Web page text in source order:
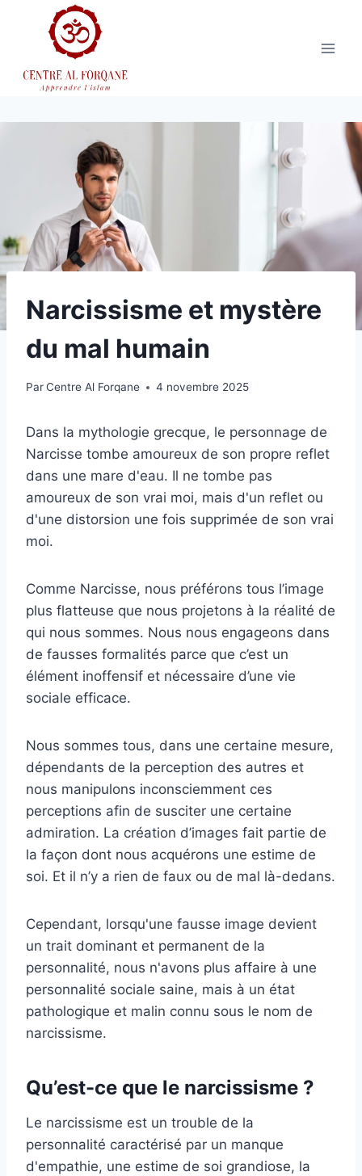
Narcissisme et mystère
du mal humain
ParCentre Al Forqane 4 novembre 2025
Dans la mythologie grecque, le personnage de
Narcisse tombe amoureux de son propre reflet
dans une mare d'eau. Il ne tombe pas
amoureux de son vrai moi, mais d'un reflet ou
d'une distorsion une fois supprimée de son vrai
moi.
Comme Narcisse, nous préférons tous l’image
plus flatteuse que nous projetons à la réalité de
qui nous sommes. Nous nous engageons dans
de fausses formalités parce que c’est un
élément inoffensif et nécessaire d’une vie
sociale efficace.
Nous sommes tous, dans une certaine mesure,
dépendants de la perception des autres et
nous manipulons inconsciemment ces
perceptions afin de susciter une certaine
admiration. La création d’images fait partie de
la façon dont nous acquérons une estime de
soi. Et il n’y a rien de faux ou de mal là-dedans.
Cependant, lorsqu'une fausse image devient
un trait dominant et permanent de la
personnalité, nous n'avons plus affaire à une
personnalité sociale saine, mais à un état
pathologique et malin connu sous le nom de
narcissisme.
Qu’est-ce que le narcissisme ?
Le narcissisme est un trouble de la
personnalité caractérisé par un manque
d'empathie, une estime de soi grandiose, la